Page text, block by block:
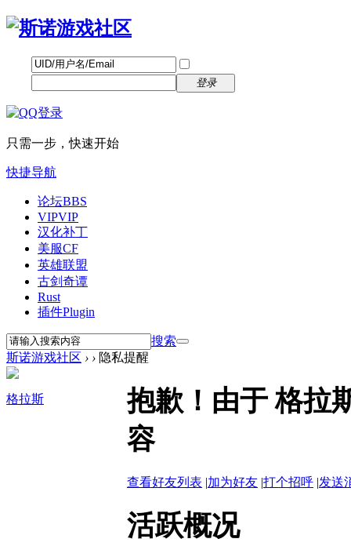
登录
只需一步，快速开始
快捷导航
论坛BBS
VIPVIP
汉化补丁
美服CF
英雄联盟
古剑奇谭
Rust
插件Plugin
搜索
斯诺游戏社区 › › 隐私提醒
格拉斯
抱歉！由于 格拉
容
查看好友列表 |加为好友 |打个招呼 |发送
活跃概况